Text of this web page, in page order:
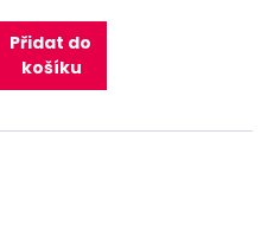
Přidat do
košíku